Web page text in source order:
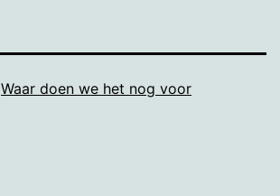
Waar doen we het nog voor